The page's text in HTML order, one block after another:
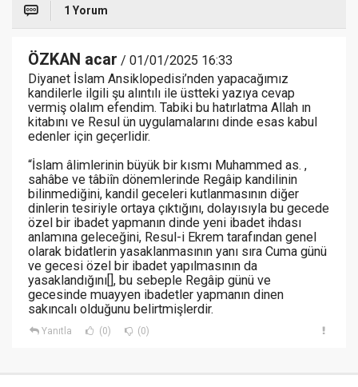
1 Yorum
ÖZKAN acar / 01/01/2025 16:33
Diyanet İslam Ansiklopedisi’nden yapacağımız
kandilerle ilgili şu alıntılı ile üstteki yazıya cevap
vermiş olalım efendim. Tabiki bu hatırlatma Allah ın
kitabını ve Resul ün uygulamalarını dinde esas kabul
edenler için geçerlidir.
“İslam âlimlerinin büyük bir kısmı Muhammed as. ,
sahâbe ve tâbiîn dönemlerinde Regâip kandilinin
bilinmediğini, kandil geceleri kutlanmasının diğer
dinlerin tesiriyle ortaya çıktığını, dolayısıyla bu gecede
özel bir ibadet yapmanın dinde yeni ibadet ihdası
anlamına geleceğini, Resul-i Ekrem tarafından genel
olarak bidatlerin yasaklanmasının yanı sıra Cuma günü
ve gecesi özel bir ibadet yapılmasının da
yasaklandığını[], bu sebeple Regâip günü ve
gecesinde muayyen ibadetler yapmanın dinen
sakıncalı olduğunu belirtmişlerdir.
Yanıtla (0) (0)